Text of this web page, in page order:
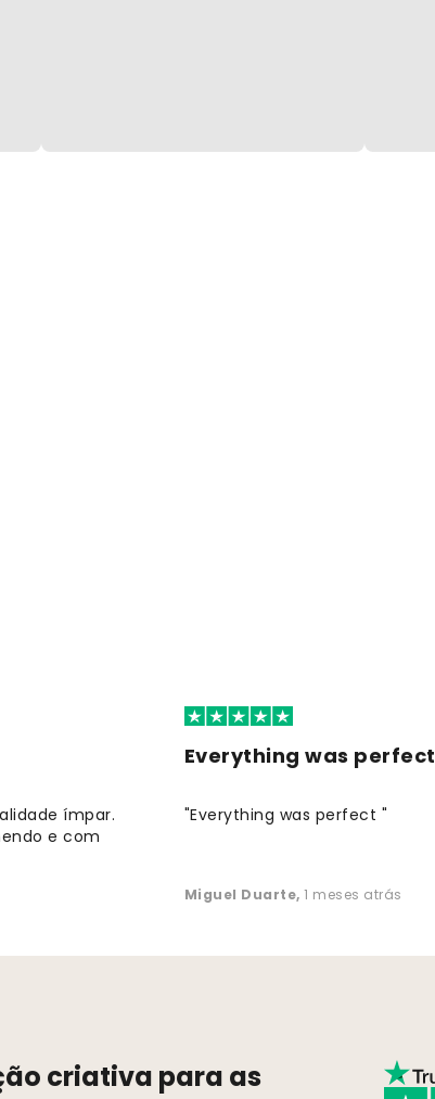
ímpar.
e com
Everything was perfect
"Everything was perfect "
Miguel Duarte, 1 meses atrás
criativa para as